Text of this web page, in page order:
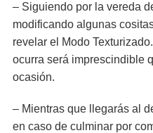
– Siguiendo por la vereda
modificando algunas
revelar el Modo
ocurra será imprescindible
ocasión.
– Mientras que llegarás al
en caso de culminar por